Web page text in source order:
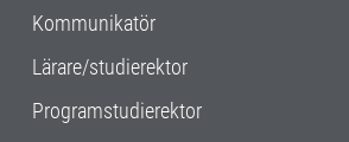
Kommunikatör
Lärare/studierektor
Programstudierektor